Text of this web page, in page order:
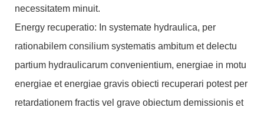
necessitatem minuit.
Energy recuperatio: In systemate hydraulica, per
rationabilem consilium systematis ambitum et delectu
partium hydraulicarum convenientium, energiae in motu
energiae et energiae gravis obiecti recuperari potest per
retardationem fractis vel grave obiectum demissionis et